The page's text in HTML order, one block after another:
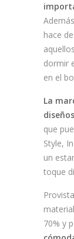
hace
dormir
en el
La
diseños
que
Style,
un
toque
70% y